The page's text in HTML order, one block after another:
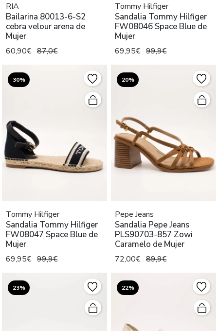
RIA
Bailarina 80013-6-S2
cebra velour arena de
Mujer
60,90€ 87,0€
Tommy Hilfiger
Sandalia Tommy Hilfiger
FW08046 Space Blue de
Mujer
69,95€ 99,9€
30%
Tommy Hilfiger
Sandalia Tommy Hilfiger
FW08047 Space Blue de
Mujer
69,95€ 99,9€
20%
Pepe Jeans
Sandalia Pepe Jeans
PLS90703-857 Zowi
Caramelo de Mujer
72,00€ 89,9€
23% 22%